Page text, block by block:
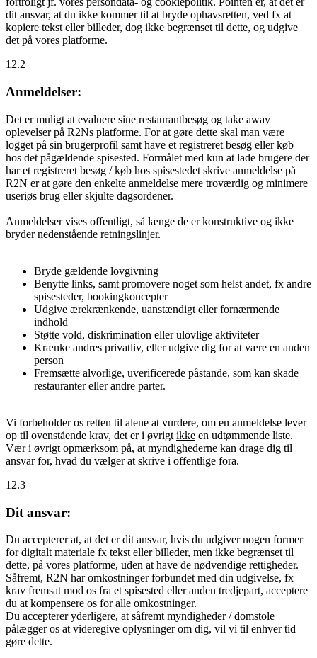
dit ansvar, at du ikke kommer til at bryde ophavsretten, ved fx at
kopiere tekst eller billeder, dog ikke begrænset til dette, og udgive
det på vores platforme.
12.2
Anmeldelser:
Det er muligt at evaluere sine restaurantbesøg og take away
oplevelser på R2Ns platforme. For at gøre dette skal man være
logget på sin brugerprofil samt have et registreret besøg eller køb
hos det pågældende spisested. Formålet med kun at lade brugere der
har et registreret besøg / køb hos spisestedet skrive anmeldelse på
R2N er at gøre den enkelte anmeldelse mere troværdig og minimere
useriøs brug eller skjulte dagsordener.
Anmeldelser vises offentligt, så længe de er konstruktive og ikke
bryder nedenstående retningslinjer.
Bryde gældende lovgivning
Benytte links, samt promovere noget som helst andet, fx andre
spisesteder, bookingkoncepter
Udgive ærekrænkende, uanstændigt eller fornærmende
indhold
Støtte vold, diskrimination eller ulovlige aktiviteter
Krænke andres privatliv, eller udgive dig for at være en anden
person
Fremsætte alvorlige, uverificerede påstande, som kan skade
restauranter eller andre parter.
Vi forbeholder os retten til alene at vurdere, om en anmeldelse lever
op til ovenstående krav, det er i øvrigt ikke en udtømmende liste.
Vær i øvrigt opmærksom på, at myndighederne kan drage dig til
ansvar for, hvad du vælger at skrive i offentlige fora.
12.3
Dit ansvar:
Du accepterer at, at det er dit ansvar, hvis du udgiver nogen former
for digitalt materiale fx tekst eller billeder, men ikke begrænset til
dette, på vores platforme, uden at have de nødvendige rettigheder.
Såfremt, R2N har omkostninger forbundet med din udgivelse, fx
krav fremsat mod os fra et spisested eller anden tredjepart, acceptere
du at kompensere os for alle omkostninger.
Du accepterer yderligere, at såfremt myndigheder / domstole
pålægger os at videregive oplysninger om dig, vil vi til enhver tid
gøre dette.